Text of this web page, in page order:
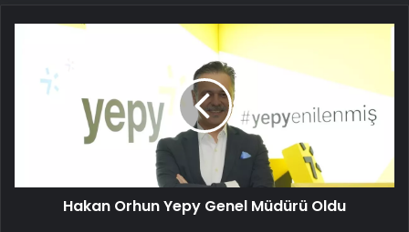
Genel
Hakan Orhun Yepy Genel Müdürü Oldu